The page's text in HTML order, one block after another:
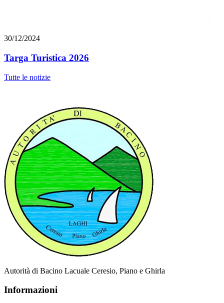
30/12/2024
Targa Turistica 2026
Tutte le notizie
Autorità di Bacino Lacuale Ceresio, Piano e Ghirla
Informazioni